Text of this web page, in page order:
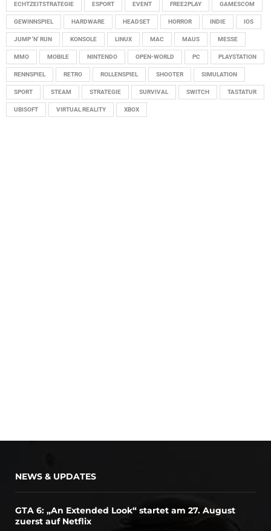
ECHTZEITSTRATEGIE ESPORT EVENT FREE2PLAY GAMESCOM
GEWINNSPIEL HARDWARE HEADSET HORROR INDIE IOS
JUMP 'N' RUN KONSOLE LINUX MAC MAUS MESSE
MMO MOBILE NINTENDO OPEN-WORLD PC PLAYSTATION
RENNSPIEL RETRO ROLLENSPIEL SHOOTER SIMULATION
SPORT STEAM STRATEGIE SURVIVAL SWITCH TASTATUR
UBISOFT VIRTUAL REALITY XBOX
NEWS & UPDATES
GTA 6: „An Extended Look“ startet am 27. August
zuerst auf Netflix